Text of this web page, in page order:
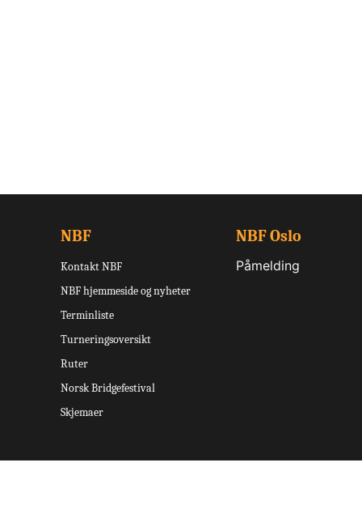
NBF
Kontakt NBF
NBF hjemmeside og nyheter
Terminliste
Turneringsoversikt
Ruter
Norsk Bridgefestival
Skjemaer
NBF Oslo
Påmelding